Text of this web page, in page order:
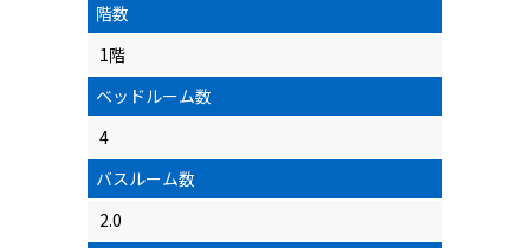
階数
1階
ベッドルーム数
4
バスルーム数
2.0